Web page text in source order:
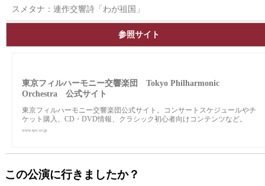
スメタナ：連作交響詩「わが祖国」
参照サイト
東京フィルハーモニー交響楽団 Tokyo Philharmonic
Orchestra 公式サイト
東京フィルハーモニー交響楽団公式サイト。コンサートスケジュールやチ
ケット購入、CD・DVD情報、クラシック初心者向けコンテンツなど。
www.tpo.or.jp
この公演に行きましたか？